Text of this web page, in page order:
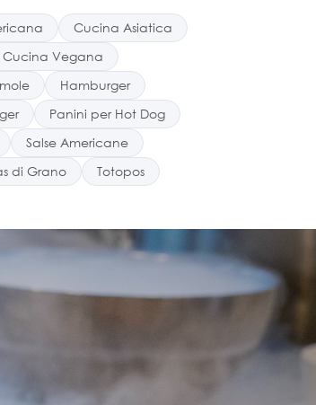
Cucina Asiatica
Cucina Vegana
Hamburger
Panini per Hot Dog
Salse Americane
di Grano Totopos